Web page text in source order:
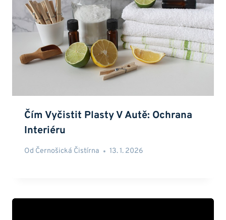
Čím Vyčistit Plasty V Autě: Ochrana
Interiéru
Od Černošická Čistírna 13. 1. 2026